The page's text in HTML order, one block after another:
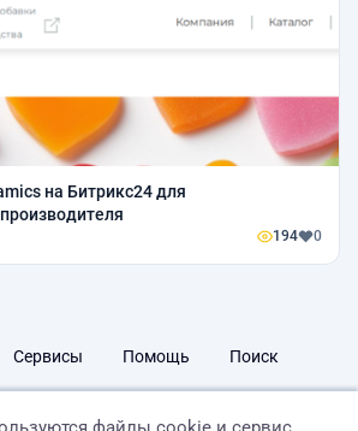
на Битрикс24 для
194 0
Сервисы Помощь Поиск